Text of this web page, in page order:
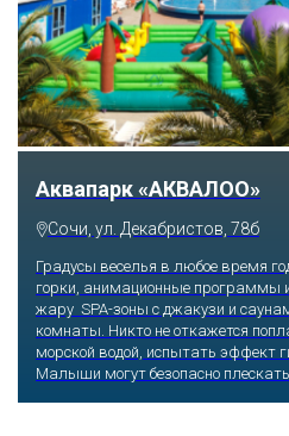
Аквапарк «АКВАЛОО»
Сочи, ул. Декабристов, 78б
Градусы веселья в любое время
горки, анимационные программы
жару SPA-зоны с джакузи и
комнаты. Никто не откажется
морской водой, испытать эффект
Малыши могут безопасно